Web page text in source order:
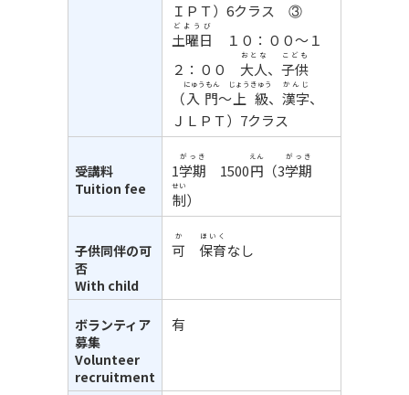
ＩＰＴ） 6クラス ③
土曜日
どようび
１０：００～１
２：００ 大人
おとな
、 子供
こども
（入門
にゅうもん
～ 上級
じょうきゅう
、 漢字
かんじ
、
ＪＬＰＴ） 7クラス
受講料
Tuition fee
1学期
がっき
1500円
えん
（3学期
がっき
制
せい
）
子供同伴の可
否
With child
可
か
保育
ほいく
なし
ボランティア
募集
Volunteer
recruitment
有